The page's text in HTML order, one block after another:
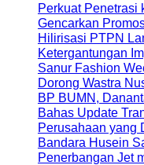
Perkuat Penetrasi
Gencarkan
Hilirisasi PTPN
Ketergantungan
Sanur Fashion
Dorong Wastra
BP BUMN,
Bahas Update
Perusahaan yang
Bandara Husein
Penerbangan Jet